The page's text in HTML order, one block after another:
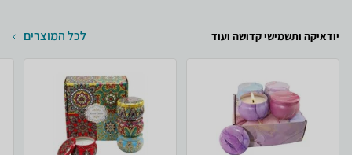
יודאיקה ותשמישי קדושה ועוד לכל המוצרים